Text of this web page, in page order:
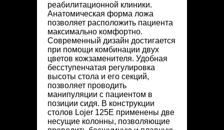
реабилитационной клиники.
Анатомическая форма ложа
позволяет расположить пациента
максимально комфортно.
Современный дизайн достигается
при помощи комбинации двух
цветов кожзаменителя. Удобная
бесступенчатая регулировка
высоты стола и его секций,
позволяет проводить
манипуляции с пациентом в
позиции сидя. В конструкции
столов Lojer 125Е применены две
несущие колонны, позволяющие